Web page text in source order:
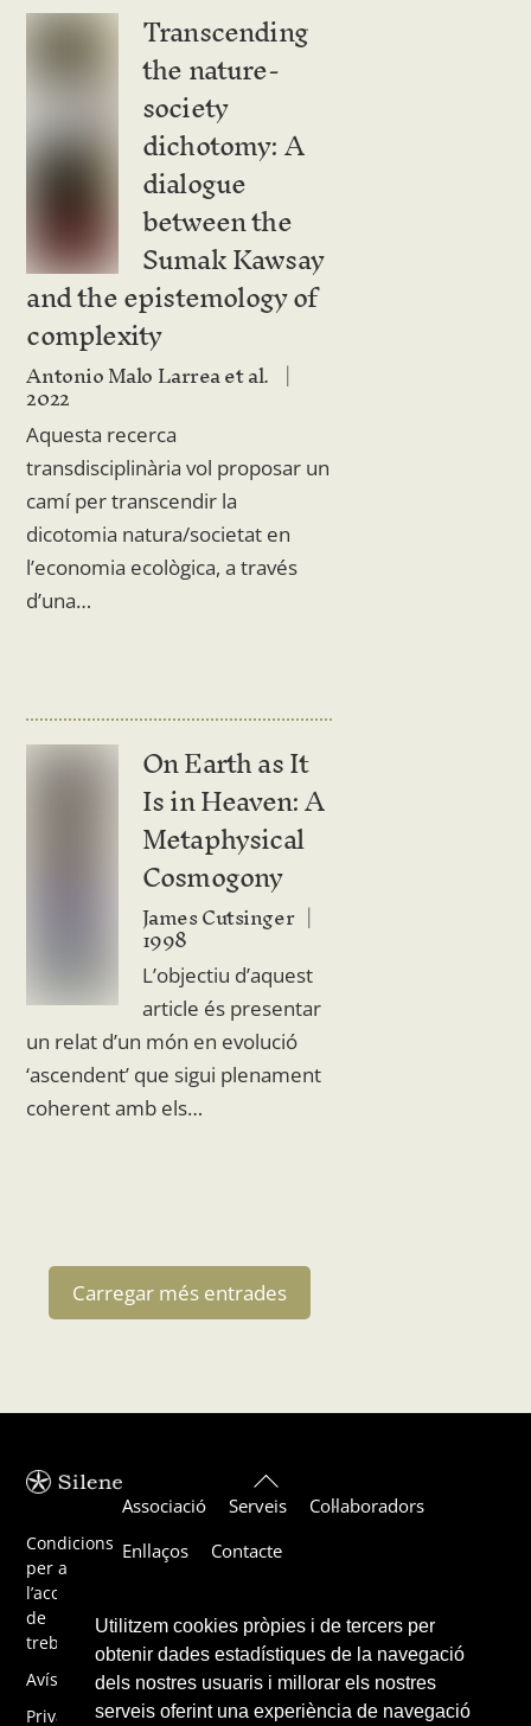
Utilitzem cookies pròpies i de tercers per
obtenir dades estadístiques de la navegació
dels nostres usuaris i millorar els nostres
serveis oferint una experiència de navegació
Transcending
the nature-
society
dichotomy: A
dialogue
between the
Sumak Kawsay
and the epistemology of
complexity
Antonio Malo Larrea et al.
2022
Aquesta recerca
transdisciplinària vol proposar un
camí per transcendir la
dicotomia natura/societat en
l’economia ecològica, a través
d’una…
On Earth as It
Is in Heaven: A
Metaphysical
Cosmogony
James Cutsinger
1998
L’objectiu d’aquest
article és presentar
un relat d’un món en evolució
‘ascendent’ que sigui plenament
coherent amb els…
Carregar més entrades
Back
To
Top
Condicions
per a
l’acceptació
de
treballs
Avís legal
Privacitat
Associació Serveis
Col·laboradors
Enllaços
Contacte